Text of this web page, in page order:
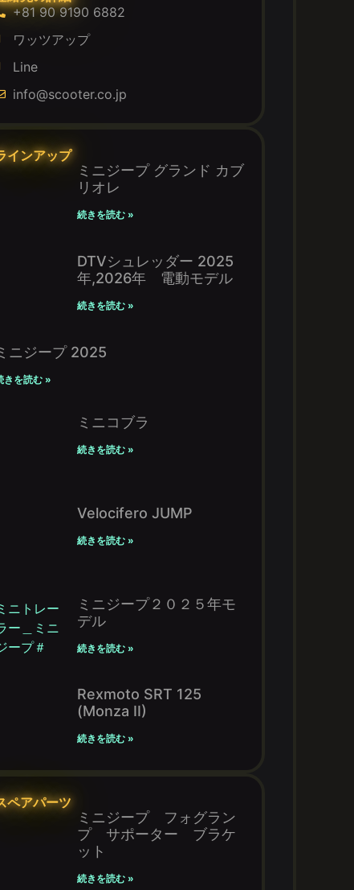
+81 90 9190 6882
ワッツアップ
Line
info@scooter.co.jp
インアップ
ミニジープ グランド カブ
リオレ
続きを読む »
DTVシュレッダー 2025
年,2026年 電動モデル
続きを読む »
ニジープ 2025
きを読む »
ミニコブラ
続きを読む »
Velocifero JUMP
続きを読む »
ミニジープ２０２５年モ
デル
続きを読む »
Rexmoto SRT 125
(Monza II)
続きを読む »
ペアパーツ
ミニジープ フォグラン
プ サポーター ブラケ
ット
続きを読む »